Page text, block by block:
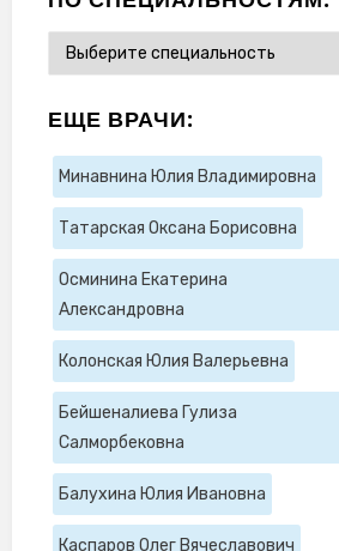
ЕЩЕ ВРАЧИ:
Минавнина Юлия Владимировна
Татарская Оксана Борисовна
Осминина Екатерина
Александровна
Колонская Юлия Валерьевна
Бейшеналиева Гулиза
Салморбековна
Балухина Юлия Ивановна
Каспаров Олег Вячеславович